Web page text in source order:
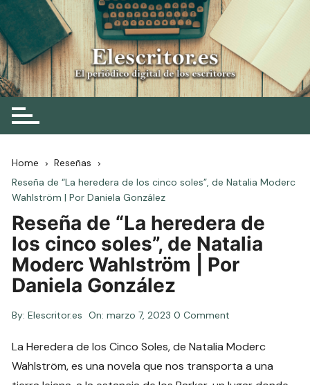
Skip
to
content
Elescritor.es
El periódico digital de los escritores
Home
Reseñas
Reseña de “La heredera de los cinco soles”, de Natalia Moderc
Wahlström | Por Daniela González
Reseña de “La heredera de
los cinco soles”, de Natalia
Moderc Wahlström | Por
Daniela González
By: Elescritor.es On:marzo 7, 2023 0 Comment
La Heredera de los Cinco Soles, de Natalia Moderc
Wahlström, es una novela que nos transporta a una